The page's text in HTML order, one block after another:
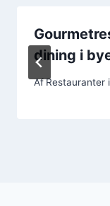
dining i
AfRestauranter